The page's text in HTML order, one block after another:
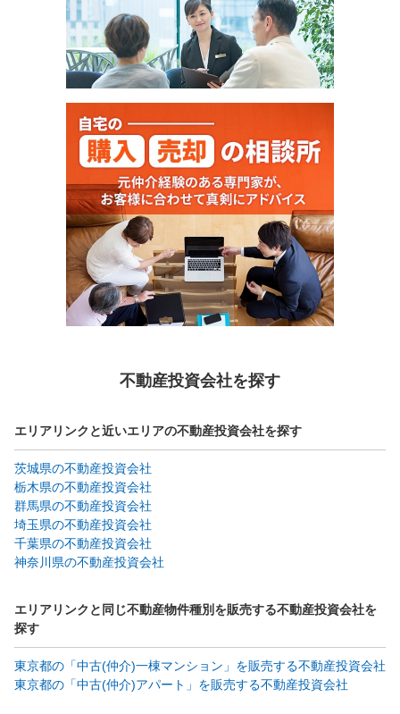
不動産投資会社を探す
エリアリンクと近いエリアの不動産投資会社を探す
茨城県の不動産投資会社
栃木県の不動産投資会社
群馬県の不動産投資会社
埼玉県の不動産投資会社
千葉県の不動産投資会社
神奈川県の不動産投資会社
エリアリンクと同じ不動産物件種別を販売する不動産投資会社を
探す
東京都の「中古(仲介)一棟マンション」を販売する不動産投資会社
東京都の「中古(仲介)アパート」を販売する不動産投資会社